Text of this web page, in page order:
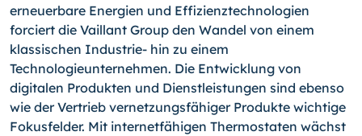
erneuerbare Energien und Effizienztechnologien
forciert die Vaillant Group den Wandel von einem
klassischen Industrie- hin zu einem
Technologieunternehmen. Die Entwicklung von
digitalen Produkten und Dienstleistungen sind ebenso
wie der Vertrieb vernetzungsfähiger Produkte wichtige
Fokusfelder. Mit internetfähigen Thermostaten wächst